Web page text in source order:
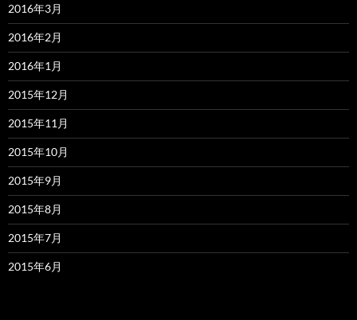
2016年3月
2016年2月
2016年1月
2015年12月
2015年11月
2015年10月
2015年9月
2015年8月
2015年7月
2015年6月